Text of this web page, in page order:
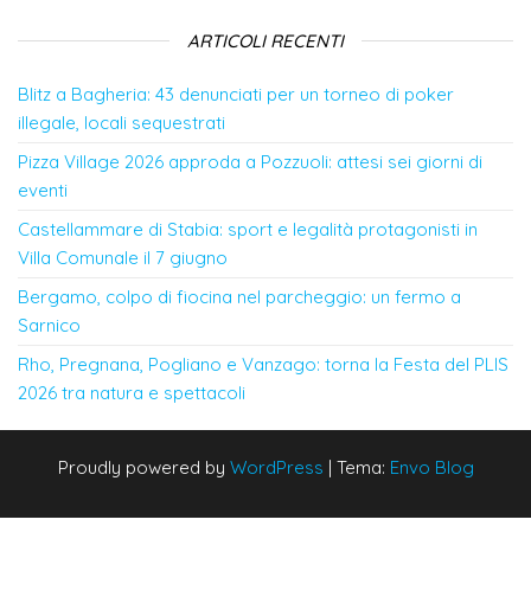
ARTICOLI RECENTI
Blitz a Bagheria: 43 denunciati per un torneo di poker
illegale, locali sequestrati
Pizza Village 2026 approda a Pozzuoli: attesi sei giorni di
eventi
Castellammare di Stabia: sport e legalità protagonisti in
Villa Comunale il 7 giugno
Bergamo, colpo di fiocina nel parcheggio: un fermo a
Sarnico
Rho, Pregnana, Pogliano e Vanzago: torna la Festa del PLIS
2026 tra natura e spettacoli
Proudly powered by WordPress | Tema: Envo Blog